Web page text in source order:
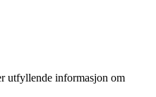
utfyllende informasjon om